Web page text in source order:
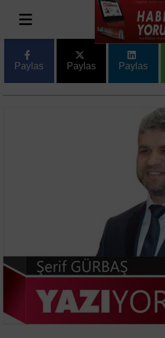
Paylas Paylas Paylas